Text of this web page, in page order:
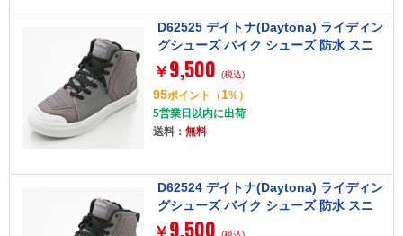
D62525 デイトナ(Daytona) ライディン
グシューズ バイク シューズ 防水 スニ
ーカー サイドジップ V-WP DS-503 グレ
ー 24.5cm
￥ 9,500 (税込)
95ポイント （1%）
5営業日以内に出荷
送料： 無料
D62524 デイトナ(Daytona) ライディン
グシューズ バイク シューズ 防水 スニ
ーカー サイドジップ V-WP DS-503 グレ
￥ 9,500